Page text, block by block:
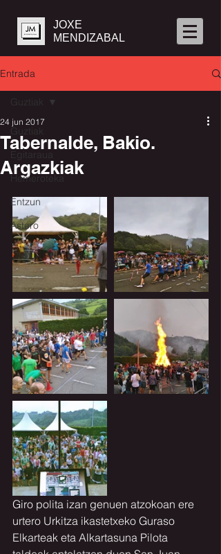
JOXE
MENDIZABAL
Entrada
Guztiak
Egitaraua
Hemeroteka
Entzun
Astero
Guztiak
Tabernalde, Bakio.
Argazkiak
24 jun 2017
Giro polita izan genuen atzokoan ere
urtero Urkitza ikastetxeko Guraso
Elkarteak eta Alkartasuna Pilota